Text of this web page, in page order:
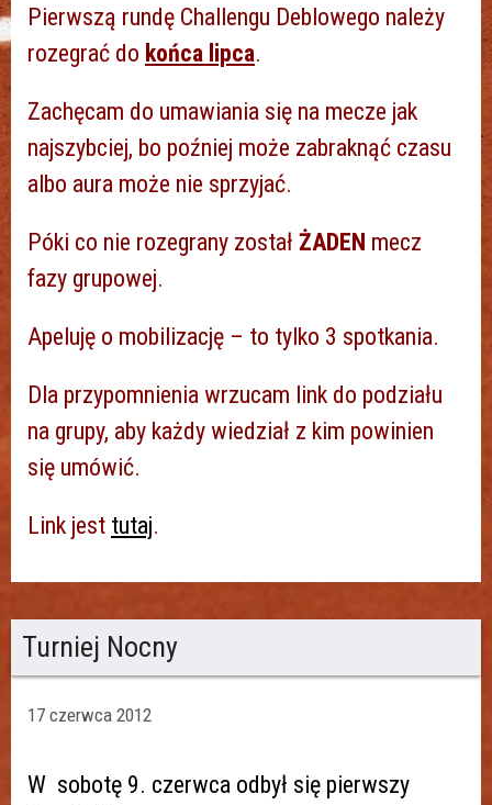
Pierwszą rundę Challengu Deblowego należy
rozegrać do końca lipca.
Zachęcam do umawiania się na mecze jak
najszybciej, bo poźniej może zabraknąć czasu
albo aura może nie sprzyjać.
Póki co nie rozegrany został ŻADEN mecz
fazy grupowej.
Apeluję o mobilizację – to tylko 3 spotkania.
Dla przypomnienia wrzucam link do podziału
na grupy, aby każdy wiedział z kim powinien
się umówić.
Link jest tutaj.
Turniej Nocny
17 czerwca 2012
W sobotę 9. czerwca odbył się pierwszy